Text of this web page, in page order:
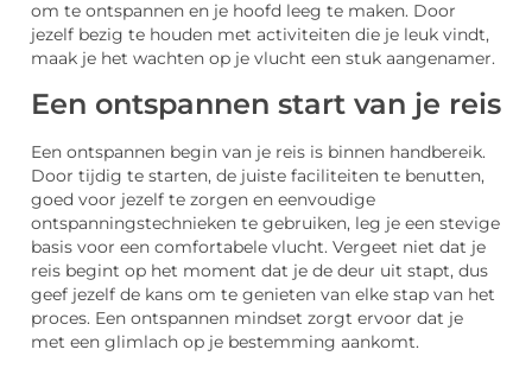
om te ontspannen en je hoofd leeg te maken. Door
jezelf bezig te houden met activiteiten die je leuk vindt,
maak je het wachten op je vlucht een stuk aangenamer.
Een ontspannen start van je reis
Een ontspannen begin van je reis is binnen handbereik.
Door tijdig te starten, de juiste faciliteiten te benutten,
goed voor jezelf te zorgen en eenvoudige
ontspanningstechnieken te gebruiken, leg je een stevige
basis voor een comfortabele vlucht. Vergeet niet dat je
reis begint op het moment dat je de deur uit stapt, dus
geef jezelf de kans om te genieten van elke stap van het
proces. Een ontspannen mindset zorgt ervoor dat je
met een glimlach op je bestemming aankomt.